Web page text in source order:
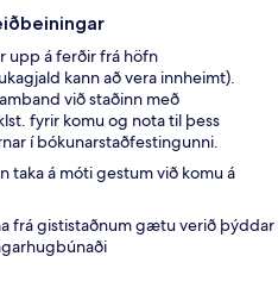
upp á ferðir frá höfn
kann að vera innheimt).
við staðinn með
fyrir komu og nota til þess
í bókunarstaðfestingunni.
taka á móti gestum við komu á
frá gististaðnum gætu verið þýddar